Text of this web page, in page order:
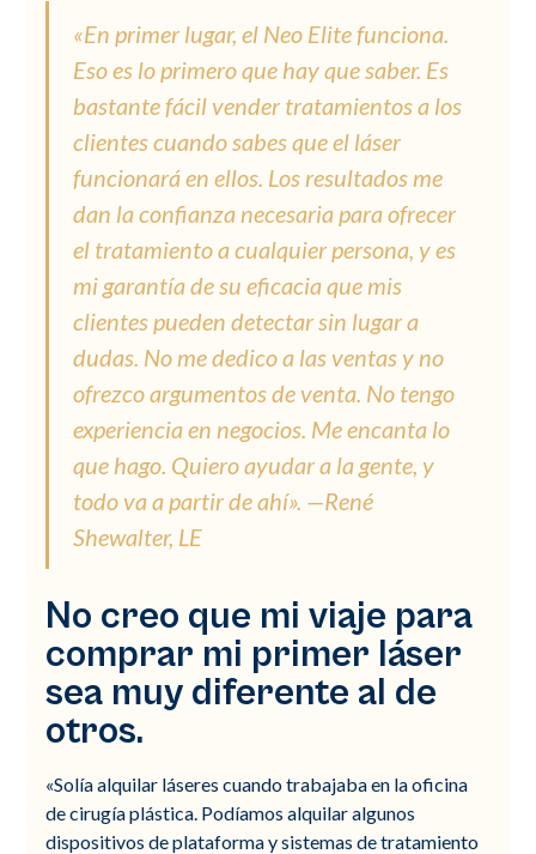
«En primer lugar, el Neo Elite funciona.
Eso es lo primero que hay que saber. Es
bastante fácil vender tratamientos a los
clientes cuando sabes que el láser
funcionará en ellos. Los resultados me
dan la confianza necesaria para ofrecer
el tratamiento a cualquier persona, y es
mi garantía de su eficacia que mis
clientes pueden detectar sin lugar a
dudas. No me dedico a las ventas y no
ofrezco argumentos de venta. No tengo
experiencia en negocios. Me encanta lo
que hago. Quiero ayudar a la gente, y
todo va a partir de ahí». —René
Shewalter, LE
No creo que mi viaje para
comprar mi primer láser
sea muy diferente al de
otros.
«Solía alquilar láseres cuando trabajaba en la oficina
de cirugía plástica. Podíamos alquilar algunos
dispositivos de plataforma y sistemas de tratamiento